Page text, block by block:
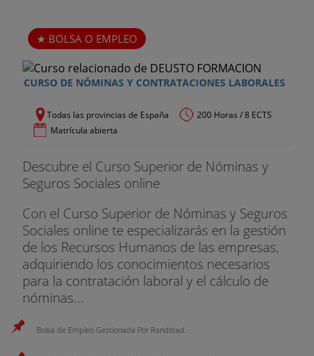
BOLSA O EMPLEO
CURSO DE NÓMINAS Y CONTRATACIONES LABORALES
Todas las provincias de España
200 Horas / 8 ECTS
Matrícula abierta
Descubre el Curso Superior de Nóminas y
Seguros Sociales online
Con el Curso Superior de Nóminas y Seguros
Sociales online te especializarás en la gestión
de los Recursos Humanos de las empresas,
adquiriendo los conocimientos necesarios
para la contratación laboral y el cálculo de
nóminas...
Bolsa de Empleo Gestionada Por Randstad.